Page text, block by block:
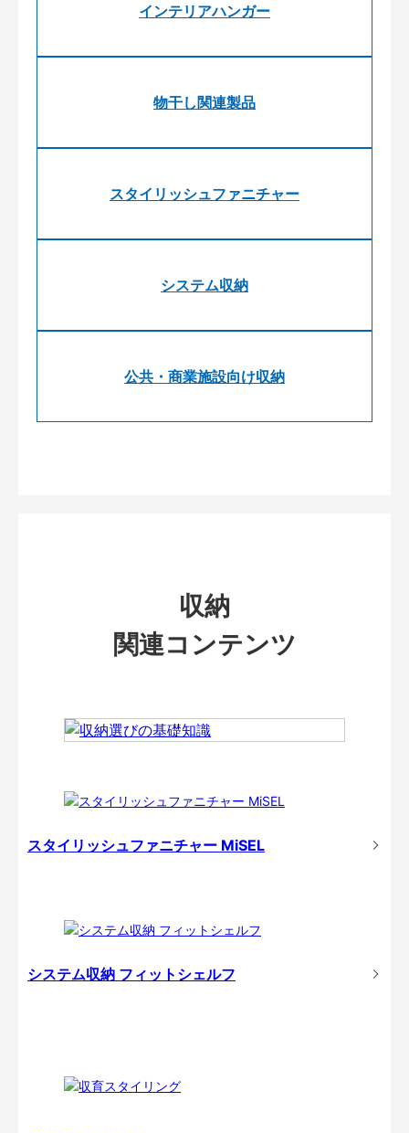
インテリアハンガー
物干し関連製品
スタイリッシュファニチャー
システム収納
公共・商業施設向け収納
収納
関連コンテンツ
スタイリッシュファニチャー MiSEL
システム収納 フィットシェルフ